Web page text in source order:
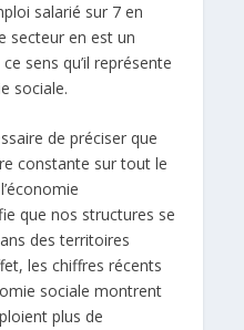
salarié sur 7 en
secteur en est un
sens qu’il représente
sociale.
de préciser que
constante sur tout le
que nos structures se
des territoires
les chiffres récents
sociale montrent
plus de